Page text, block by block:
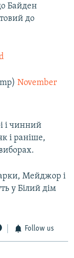
Байден
до
November
і чинний
і раніше,
Мейджор і
у Білий дім
Follow us